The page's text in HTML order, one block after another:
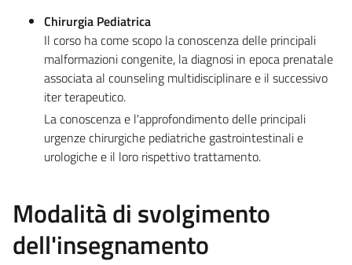
Chirurgia Pediatrica
Il corso ha come scopo la conoscenza delle principali
malformazioni congenite, la diagnosi in epoca prenatale
associata al counseling multidisciplinare e il successivo
iter terapeutico.
La conoscenza e l'approfondimento delle principali
urgenze chirurgiche pediatriche gastrointestinali e
urologiche e il loro rispettivo trattamento.
Modalità di svolgimento
dell'insegnamento